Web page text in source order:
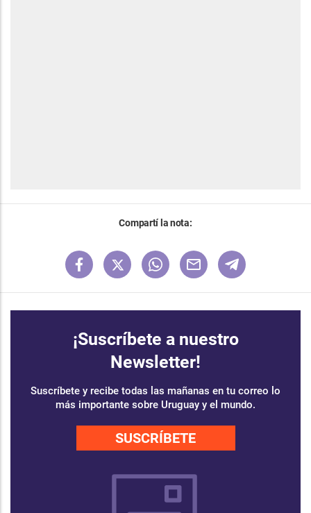
Compartí la nota:
¡Suscríbete a nuestro
Newsletter!
Suscríbete y recibe todas las mañanas en tu correo lo
más importante sobre Uruguay y el mundo.
SUSCRÍBETE